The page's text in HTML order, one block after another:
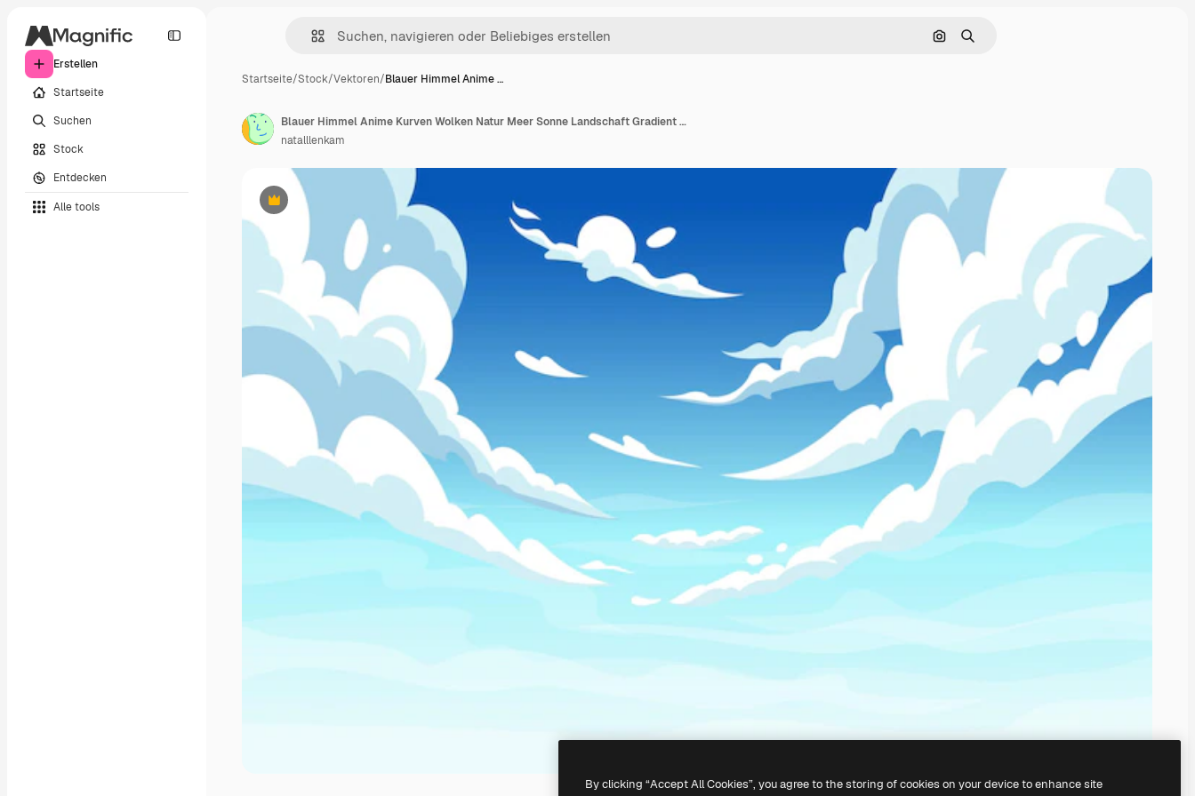
Erstellen
Startseite
Suchen
Stock
Entdecken
Alle tools
Nach Bild suchen
Suchen
Startseite/Stock/Vektoren/Blauer Himmel Anime …
Premium
Blauer Himmel Anime Kurven Wolken Natur Meer Sonne Landschaft Gradient bewölkte Szene schöne klare Frühlingsluft Schöne Wolkenlandschaft Panorama Vektor schriller Hintergrund Tapetendesign
natalllenkam
By clicking “Accept All Cookies”, you agree to the storing of cookies on your device to enhance site